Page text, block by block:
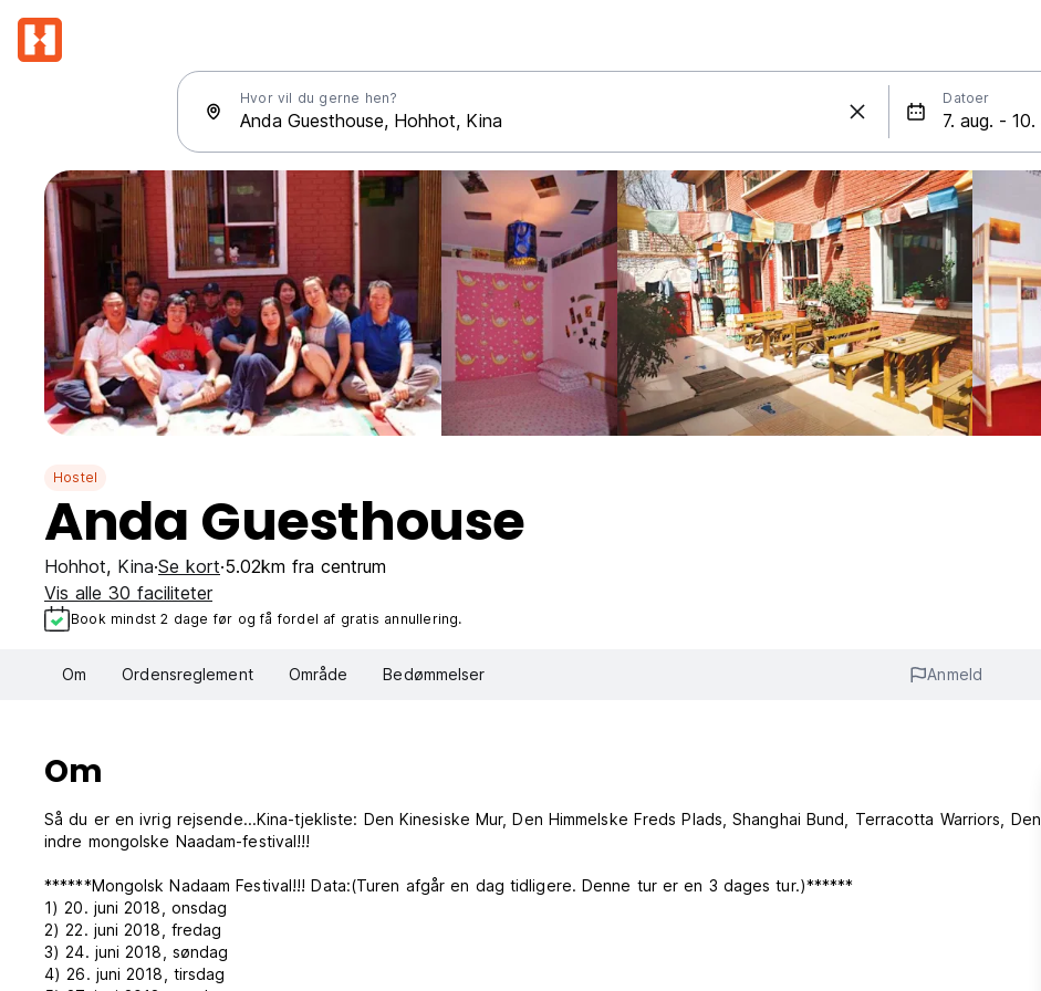
Hvor vil du gerne hen? Datoer
Hostel
Anda Guesthouse
Hohhot, Kina Se kort 5.02km fra centrum
Vis alle 30 faciliteter
Book mindst 2 dage før og få fordel af gratis annullering.
Om Ordensreglement Område Bedømmelser Anmeld
Om
Så du er en ivrig rejsende...Kina-tjekliste: Den Kinesiske Mur, Den Himmelske Freds Plads, Shanghai Bund, Terracotta Warriors, Den
indre mongolske Naadam-festival!!!
******Mongolsk Nadaam Festival!!! Data:(Turen afgår en dag tidligere. Denne tur er en 3 dages tur.)******
1) 20. juni 2018, onsdag
2) 22. juni 2018, fredag
3) 24. juni 2018, søndag
4) 26. juni 2018, tirsdag